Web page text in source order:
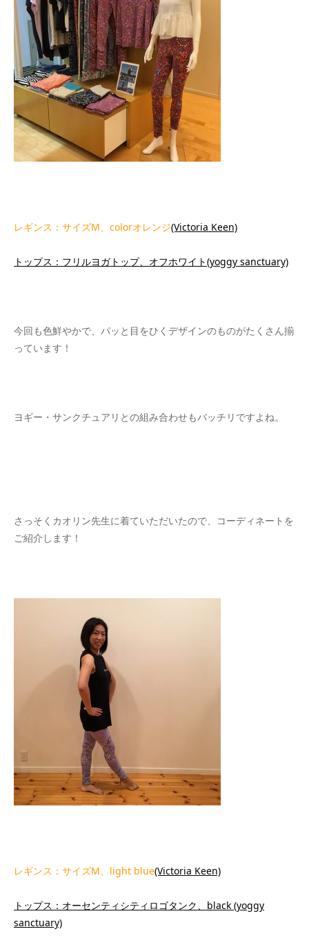
レギンス：サイズM、colorオレンジ(Victoria Keen)
トップス：フリルヨガトップ、オフホワイト(yoggy sanctuary)
今回も色鮮やかで、パッと目をひくデザインのものがたくさん揃
っています！
ヨギー・サンクチュアリとの組み合わせもバッチリですよね。
さっそくカオリン先生に着ていただいたので、コーディネートを
ご紹介します！
レギンス：サイズM、light blue(Victoria Keen)
トップス：オーセンティシティロゴタンク、black (yoggy
sanctuary)